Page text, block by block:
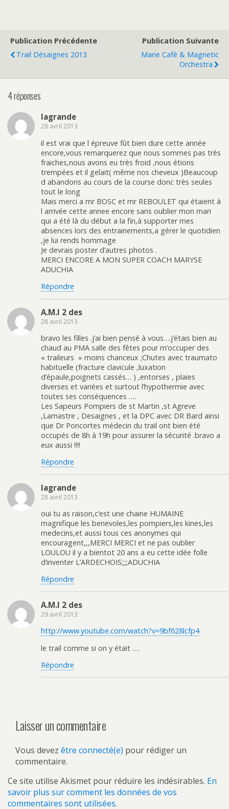
Publication Précédente
Trail Désaignes 2013
Publication Suivante
Marie Café & Magnetic
Orchestra
4 réponses
lagrande
28 avril 2013
il est vrai que l épreuve fût bien dure cette année
encore,vous remarquerez que nous sommes pas très
fraiches,nous avons eu très froid ,nous étions
trempées et il gelait( même nos cheveux )Beaucoup
d abandons au cours de la course donc très seules
tout le long
Mais merci a mr BOSC et mr REBOULET qui étaient à
l arrivée cette annee encore sans oublier mon mari
qui a été là du début a la fin,à supporter mes
absences lors des entrainements,a gérer le quotidien
,je lui rends hommage
Je devrais poster d’autres photos .
MERCI ENCORE A MON SUPER COACH MARYSE
ADUCHIA
Répondre
A.M.I 2 des
28 avril 2013
bravo les filles .j’ai bien pensé à vous….j’étais bien au
chaud au PMA salle des fêtes pour m’occuper des
« traileurs » moins chanceux ;Chutes avec traumato
habituelle (fracture clavicule ,luxation
d’épaule,poignets cassés… ) ,entorses , plaies
diverses et variées et surtout l’hypothermie avec
toutes ses conséquences ….
Les Sapeurs Pompiers de st Martin ,st Agreve
,Lamastre , Desaignes , et la DPC avec DR Bard ainsi
que Dr Poncortes médecin du trail ont bien été
occupés de 8h à 19h pour assurer la sécurité .bravo a
eux aussi !!!!
Répondre
lagrande
28 avril 2013
oui tu as raison,c’est une chaine HUMAINE
magnifique les benevoles,les pompiers,les kines,les
medecins,et aussi tous ces anonymes qui
encouragent,,,MERCI MERCI et ne pas oublier
LOULOU il y a bientot 20 ans a eu cette idée folle
d’inventer L’ARDECHOIS;;;;ADUCHIA
Répondre
A.M.I 2 des
29 avril 2013
http://www.youtube.com/watch?v=9bf628lcfp4
le trail comme si on y était ….
Répondre
Laisser un commentaire
Vous devez être connecté(e) pour rédiger un
commentaire.
Ce site utilise Akismet pour réduire les indésirables. En
savoir plus sur comment les données de vos
commentaires sont utilisées.